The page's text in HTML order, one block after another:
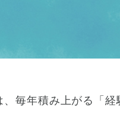
毎年積み上がる「